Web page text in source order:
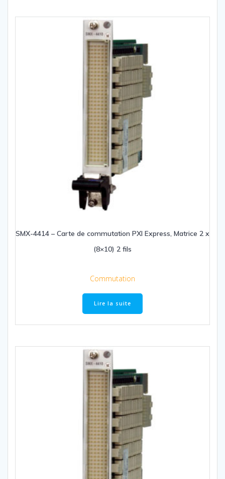
SMX-4414 – Carte de commutation PXI Express, Matrice 2 x
(8×10) 2 fils
Commutation
Lire la suite